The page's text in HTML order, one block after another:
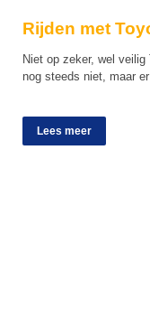
Rijden met
Niet op zeker, wel
nog steeds niet, maar
Lees meer